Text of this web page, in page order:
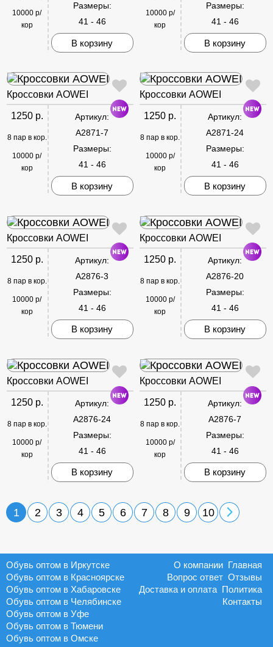
10000 р/
кор
Размеры:
41 - 46
В корзину
10000 р/
кор
Размеры:
41 - 46
В корзину
Кроссовки AOWEI
1250 р.
8 пар в кор.
10000 р/
кор
Артикул:
A2871-7
Размеры:
41 - 46
В корзину
Кроссовки AOWEI
1250 р.
8 пар в кор.
10000 р/
кор
Артикул:
A2871-24
Размеры:
41 - 46
В корзину
Кроссовки AOWEI
1250 р.
8 пар в кор.
10000 р/
кор
Артикул:
A2876-3
Размеры:
41 - 46
В корзину
Кроссовки AOWEI
1250 р.
8 пар в кор.
10000 р/
кор
Артикул:
A2876-20
Размеры:
41 - 46
В корзину
Кроссовки AOWEI
1250 р.
8 пар в кор.
10000 р/
кор
Артикул:
A2876-24
Размеры:
41 - 46
В корзину
Кроссовки AOWEI
1250 р.
8 пар в кор.
10000 р/
кор
Артикул:
A2876-7
Размеры:
41 - 46
В корзину
1 2 3 4 5 6 7 8 9 10
Обувь оптом в Иркутске
Обувь оптом в Красноярске
Обувь оптом в Хабаровске
Обувь оптом в Челябинске
Обувь оптом в Уфе
Обувь оптом в Тюмени
Обувь оптом в Омске
Главная
О компании
Отзывы
Вопрос ответ
Политика
Доставка и оплата
Контакты